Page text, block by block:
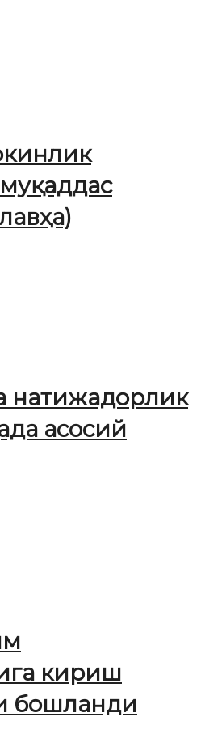
натижадорлик
асосий
кириш
бошланди